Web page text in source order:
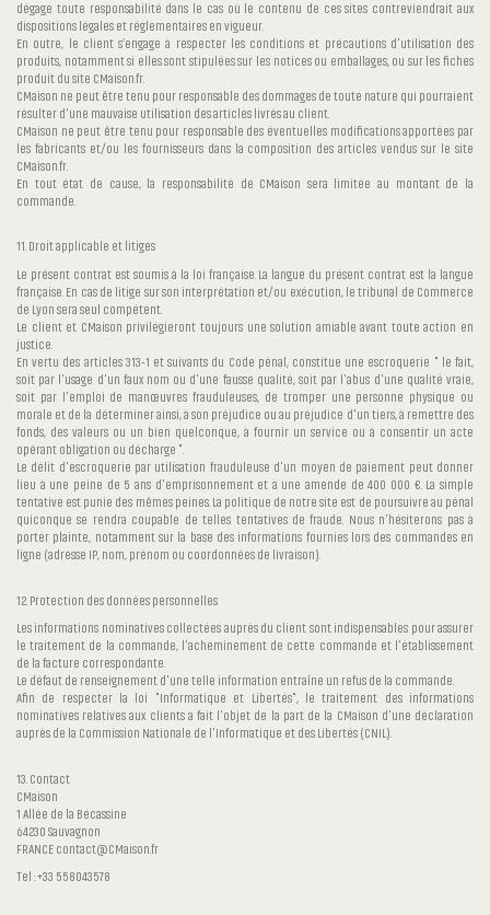
dégage toute responsabilité dans le cas où le contenu de ces sites contreviendrait aux
dispositions légales et réglementaires en vigueur.
En outre, le client s’engage à respecter les conditions et précautions d'utilisation des
produits, notamment si elles sont stipulées sur les notices ou emballages, ou sur les fiches
produit du site CMaison.fr.
CMaison ne peut être tenu pour responsable des dommages de toute nature qui pourraient
résulter d'une mauvaise utilisation des articles livrés au client.
CMaison ne peut être tenu pour responsable des éventuelles modifications apportées par
les fabricants et/ou les fournisseurs dans la composition des articles vendus sur le site
CMaison.fr.
En tout état de cause, la responsabilité de CMaison sera limitée au montant de la
commande.
11. Droit applicable et litiges
Le présent contrat est soumis à la loi française. La langue du présent contrat est la langue
française. En cas de litige sur son interprétation et/ou exécution, le tribunal de Commerce
de Lyon sera seul compétent.
Le client et CMaison privilégieront toujours une solution amiable avant toute action en
justice.
En vertu des articles 313-1 et suivants du Code pénal, constitue une escroquerie " le fait,
soit par l'usage d'un faux nom ou d'une fausse qualité, soit par l'abus d'une qualité vraie,
soit par l'emploi de manœuvres frauduleuses, de tromper une personne physique ou
morale et de la déterminer ainsi, à son préjudice ou au préjudice d'un tiers, à remettre des
fonds, des valeurs ou un bien quelconque, à fournir un service ou à consentir un acte
opérant obligation ou décharge ".
Le délit d'escroquerie par utilisation frauduleuse d'un moyen de paiement peut donner
lieu à une peine de 5 ans d'emprisonnement et à une amende de 400 000 €. La simple
tentative est punie des mêmes peines. La politique de notre site est de poursuivre au pénal
quiconque se rendra coupable de telles tentatives de fraude. Nous n'hésiterons pas à
porter plainte, notamment sur la base des informations fournies lors des commandes en
ligne (adresse IP, nom, prénom ou coordonnées de livraison).
12. Protection des données personnelles
Les informations nominatives collectées auprès du client sont indispensables pour assurer
le traitement de la commande, l'acheminement de cette commande et l'établissement
de la facture correspondante.
Le défaut de renseignement d'une telle information entraîne un refus de la commande.
Afin de respecter la loi "Informatique et Libertés", le traitement des informations
nominatives relatives aux clients a fait l'objet de la part de la CMaison d'une déclaration
auprès de la Commission Nationale de l'Informatique et des Libertés (CNIL).
13. Contact
CMaison
1 Allée de la Bécassine
64230 Sauvagnon
FRANCE contact@CMaison.fr
Tel : +33 558043578